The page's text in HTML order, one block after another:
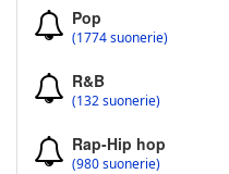
Pop
(1774 suonerie)
R&B
(132 suonerie)
Rap-Hip hop
(980 suonerie)